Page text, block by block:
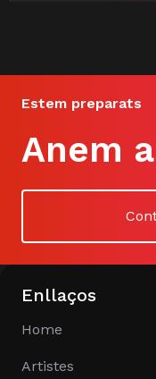
Estem preparats
Anem
Enllaços
Home
Artistes